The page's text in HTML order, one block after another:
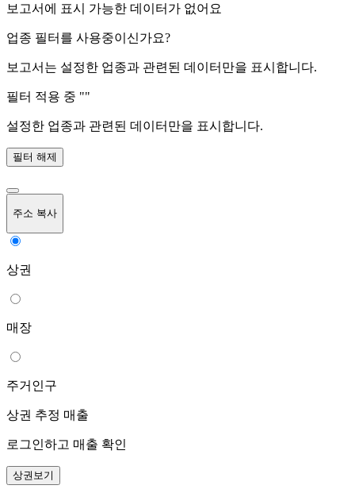
보고서에 표시 가능한 데이터가 없어요
업종 필터를 사용중이신가요?
보고서는 설정한 업종과 관련된 데이터만을 표시합니다.
필터 적용 중 ""
설정한 업종과 관련된 데이터만을 표시합니다.
필터 해제
주소 복사
상권
매장
주거인구
상권 추정 매출
로그인하고 매출 확인
상권보기